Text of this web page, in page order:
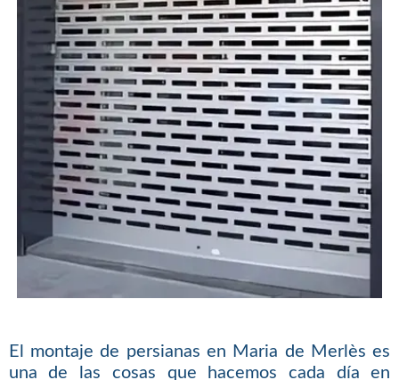
El montaje de persianas en Maria de Merlès es
una de las cosas que hacemos cada día en